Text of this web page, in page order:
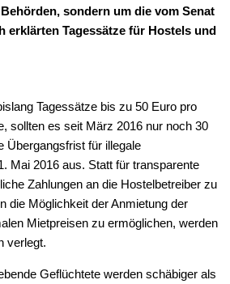
sondern um die vom Senat
erklärten Tagessätze für Hostels und
Tagessätze bis zu 50 Euro pro
sollten es seit März 2016 nur noch 30
Übergangsfrist für illegale
Mai 2016 aus. Statt für transparente
Zahlungen an die Hostelbetreiber zu
die Möglichkeit der Anmietung der
Mietpreisen zu ermöglichen, werden
verlegt.
Geflüchtete werden schäbiger als